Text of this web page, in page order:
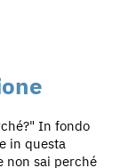
In fondo
in questa
non sai perché